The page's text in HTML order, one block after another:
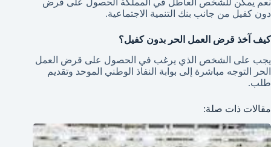
نعم يمكن للشخص العاطل في المملكة الحصول على قرض
دون كفيل من جانب بنك التنمية الاجتماعية.
كيف آخذ قرض العمل الحر بدون كفيل؟
يجب على الشخص الذي يرغب في الحصول على قرض العمل
الحر التوجه مباشرة إلى بوابة النفاذ الوطني الموحد وتقديم
طلب.
مقالات ذات صلة: